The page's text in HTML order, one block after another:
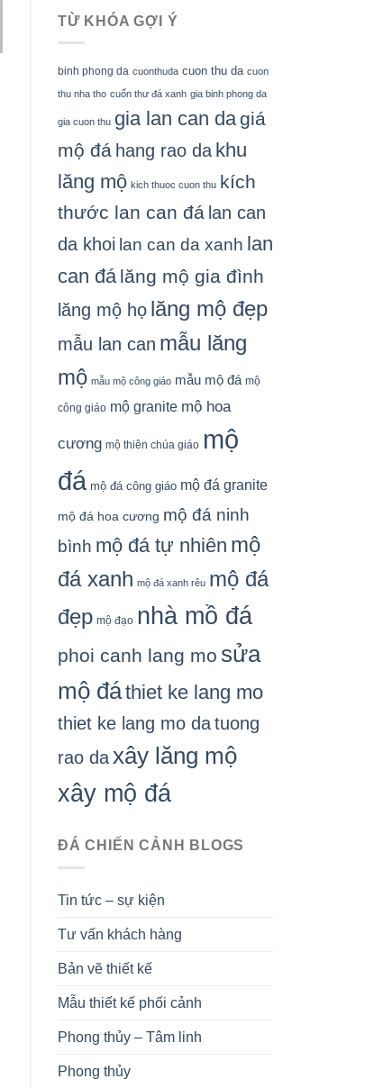
TỪ KHÓA GỢI Ý
binh phong da cuonthuda cuon thu da cuon
thu nha tho cuốn thư đá xanh gia binh phong da
gia cuon thu gia lan can dagiá
mộ đá hang rao da khu
lăng mộ kich thuoc cuon thu kích
thước lan can đá lan can
da khoi lan can da xanh lan
can đá lăng mộ gia đình
lăng mộ họ lăng mộ đẹp
mẫu lan can mẫu lăng
mộ mẫu mộ công giáo mẫu mộ đá mộ
công giáo mộ granite mộ hoa
cương mộ thiên chúa giáo mộ
đá mộ đá công giáo mộ đá granite
mộ đá hoa cương mộ đá ninh
bình mộ đá tự nhiên mộ
đá xanh mộ đá xanh rêu mộ đá
đẹp mộ đạo nhà mồ đá
phoi canh lang mo sửa
mộ đáthiet ke lang mo
thiet ke lang mo datuong
rao daxây lăng mộ
xây mộ đá
ĐÁ CHIẾN CẢNH BLOGS
Tin tức – sự kiện
Tư vấn khách hàng
Bản vẽ thiết kế
Mẫu thiết kế phối cảnh
Phong thủy – Tâm linh
Phong thủy